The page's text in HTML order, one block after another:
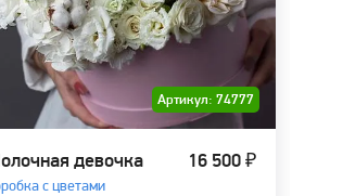
Артикул: 74777
девочка
с цветами
16 500 ₽